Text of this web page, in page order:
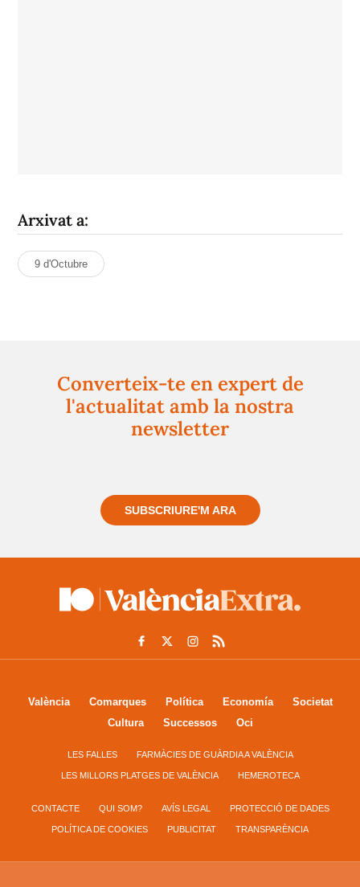
Arxivat a:
9 d'Octubre
Converteix-te en expert de
l'actualitat amb la nostra
newsletter
SUBSCRIURE'M ARA
València Comarques Política Economía
Societat
Cultura
Successos Oci
LES FALLES FARMÀCIES DE GUÀRDIA A VALÈNCIA
LES MILLORS PLATGES DE VALÈNCIA HEMEROTECA
CONTACTE QUI SOM? AVÍS LEGAL PROTECCIÓ DE DADES
POLÍTICA DE COOKIES PUBLICITAT TRANSPARÈNCIA